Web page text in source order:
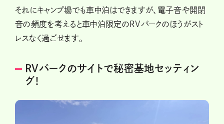
それにキャンプ場でも車中泊はできますが、電子音や開閉
音の頻度を考えると車中泊限定のRVパークのほうがスト
レスなく過ごせます。
RVパークのサイトで秘密基地セッティン
グ！